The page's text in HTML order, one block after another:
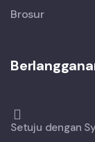
Brosur
Setuju dengan